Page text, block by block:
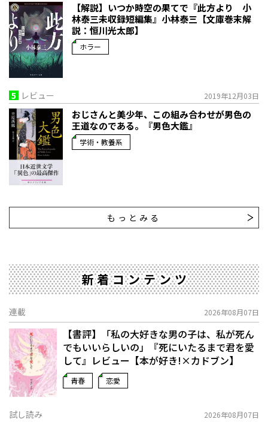
【解説】いつか時空の果てで――『此方より 小
林泰三未収録短編集』小林泰三【文庫巻末解
説：恒川光太郎】
ホラー
5 レビュー 2019年12月03日
おじさんと美少年、この組み合わせが男色の
王道なのである。『男色大鑑』
学術・教養系
もっとみる
新着コンテンツ
連載 2026年08月07日
【書評】「私の大好きな男の子は、私が死ん
でもいいらしいの」――『死にいたるまで君を愛
して』レビュー【本が好き!×カドブン】
青春 恋愛
試し読み 2026年08月07日